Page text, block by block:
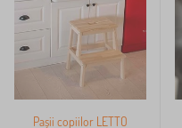
Pașii copiilor LETTO